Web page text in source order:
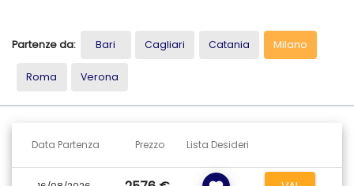
Struttura di piccole dimensioni inserita nel complesso Baobab Beach
Resort & SPA offre una vera atmosfera africana. Dista circa 5 km dal
centro di Diani e 45 km dall’aeroporto. Direttamente sulla spiaggia
bianca sabbiosa non attrezzata, dispone di 1 grande piscina a sfioro
Le camere sono tutte affacciate verso il mare e e dotate di servizi
privati, aria condizionata, telefono, TV satellitare (che include un
Partenze da: Bari Cagliari Catania Milano
Roma Verona
Data Partenza Prezzo Lista Desideri